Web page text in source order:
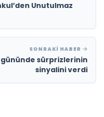
Unutulmaz
SONRAKI HABER
sürprizlerinin
sinyalini verdi